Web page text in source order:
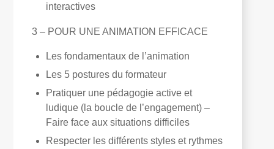
interactives
3 – POUR UNE ANIMATION EFFICACE
Les fondamentaux de l’animation
Les 5 postures du formateur
Pratiquer une pédagogie active et
ludique (la boucle de l’engagement) –
Faire face aux situations difficiles
Respecter les différents styles et rythmes